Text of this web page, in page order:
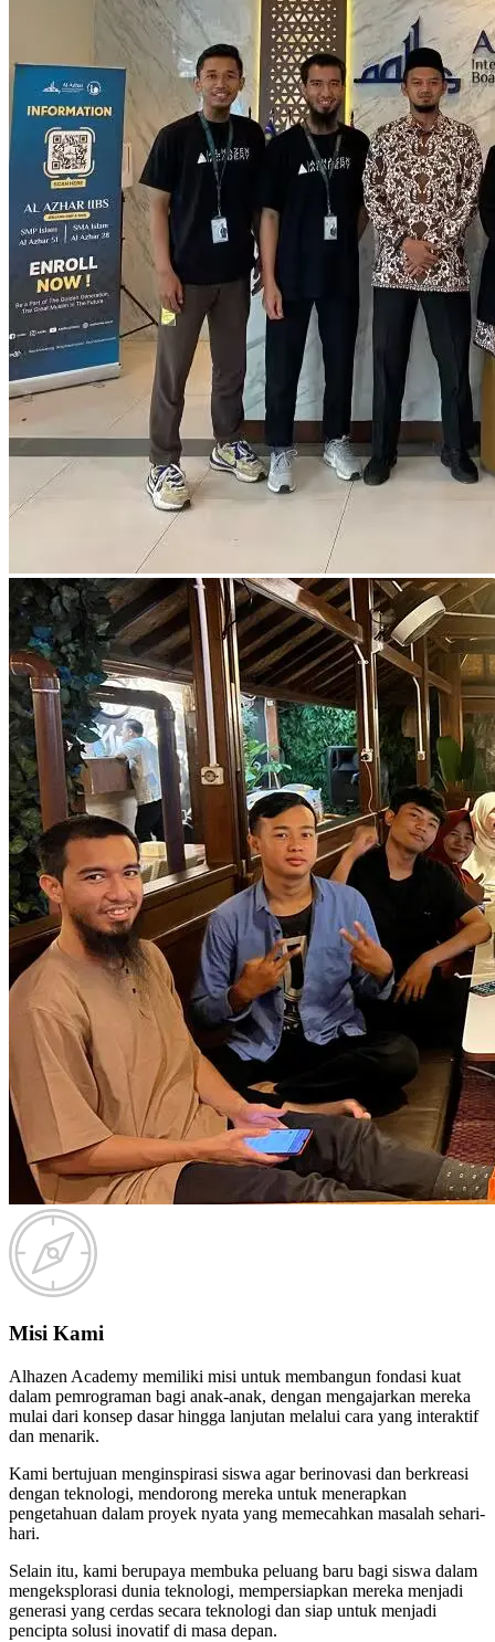
Misi Kami
Alhazen Academy memiliki misi untuk membangun fondasi kuat
dalam pemrograman bagi anak-anak, dengan mengajarkan mereka
mulai dari konsep dasar hingga lanjutan melalui cara yang interaktif
dan menarik.
Kami bertujuan menginspirasi siswa agar berinovasi dan berkreasi
dengan teknologi, mendorong mereka untuk menerapkan
pengetahuan dalam proyek nyata yang memecahkan masalah sehari-
hari.
Selain itu, kami berupaya membuka peluang baru bagi siswa dalam
mengeksplorasi dunia teknologi, mempersiapkan mereka menjadi
generasi yang cerdas secara teknologi dan siap untuk menjadi
pencipta solusi inovatif di masa depan.